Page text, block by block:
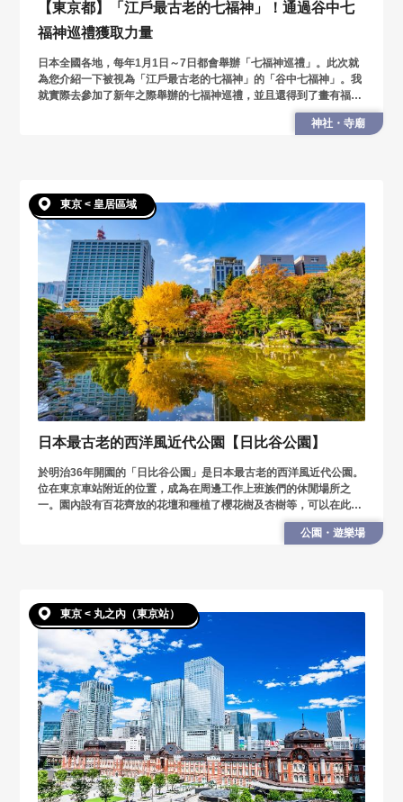
【東京都】「江戶最古老的七福神」！通過谷中七
福神巡禮獲取力量
日本全國各地，每年1月1日～7日都會舉辦「七福神巡禮」。此次就
為您介紹一下被視為「江戶最古老的七福神」的「谷中七福神」。我
就實際去參加了新年之際舉辦的七福神巡禮，並且還得到了畫有福繪
神社・寺廟
東京 < 皇居區域
日本最古老的西洋風近代公園【日比谷公園】
於明治36年開園的「日比谷公園」是日本最古老的西洋風近代公園。
位在東京車站附近的位置，成為在周邊工作上班族們的休閒場所之
一。園內設有百花齊放的花壇和種植了櫻花樹及杏樹等，可以在此享
受大自然及感受四季更迭之美。 接下來，就來深入了解日比谷公園的
公園・遊樂場
東京 < 丸之內（東京站）